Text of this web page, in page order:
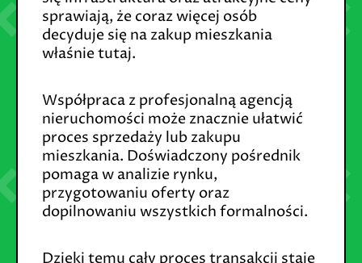
sprawiają, że coraz więcej osób
decyduje się na zakup mieszkania
właśnie tutaj.
Współpraca z profesjonalną agencją
nieruchomości może znacznie ułatwić
proces sprzedaży lub zakupu
mieszkania. Doświadczony pośrednik
pomaga w analizie rynku,
przygotowaniu oferty oraz
dopilnowaniu wszystkich formalności.
Dzięki temu cały proces transakcji staje